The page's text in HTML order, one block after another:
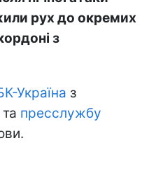
рух до окремих
з
Україна з
та пресслужбу